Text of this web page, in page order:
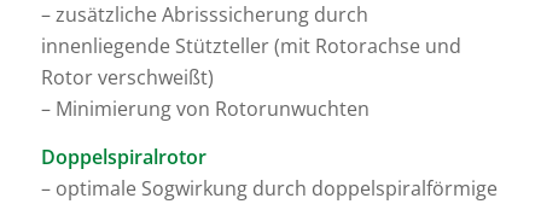
– zusätzliche Abrisssicherung durch
innenliegende Stützteller (mit Rotorachse und
Rotor verschweißt)
– Minimierung von Rotorunwuchten
Doppelspiralrotor
– optimale Sogwirkung durch doppelspiralförmige